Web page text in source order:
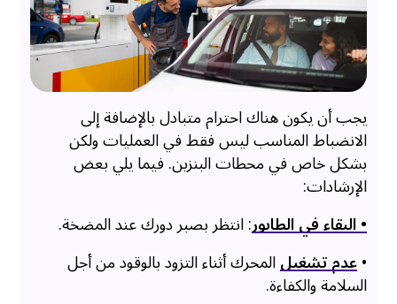
يجب أن يكون هناك احترام متبادل بالإضافة إلى
الانضباط المناسب ليس فقط في العمليات ولكن
بشكل خاص في محطات البنزين. فيما يلي بعض
الإرشادات:
• البقاء في الطابور: انتظر بصبر دورك عند المضخة.
•عدم تشغيلالمحرك أثناء التزود بالوقود من أجل
السلامة والكفاءة.